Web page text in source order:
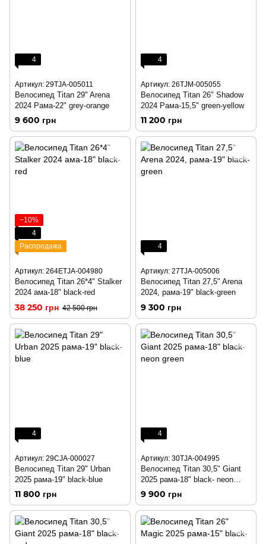
4
Артикул: 29TJA-005011
Велосипед Titan 29" Arena
2024 Рама-22" grey-orange
9 600 грн
4
Артикул: 26TJM-005055
Велосипед Titan 26" Shadow
2024 Рама-15,5" green-yellow
11 200 грн
−10%
4
Распродажа
Артикул: 264ETJA-004980
Велосипед Titan 26*4" Stalker
2024 ама-18" black-red
38 250 грн 42 500 грн
4
Артикул: 27TJA-005006
Велосипед Titan 27,5" Arena
2024, рама-19" black-green
9 300 грн
4
Артикул: 29CJA-000027
Велосипед Titan 29" Urban
2025 рама-19" black-blue
11 800 грн
4
Артикул: 30TJA-004995
Велосипед Titan 30,5" Giant
2025 рама-18" black- neon
green
9 900 грн